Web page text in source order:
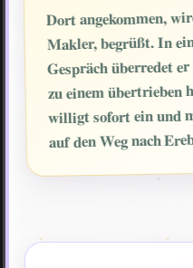
Dort angekommen,
Makler, begrüßt. In
Gespräch überredet
zu einem übertrieben
willigt sofort ein und
auf den Weg nach